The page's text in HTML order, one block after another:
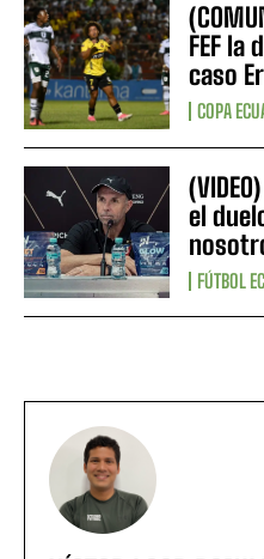
FEF la
caso
COPA
el
FÚTBOL